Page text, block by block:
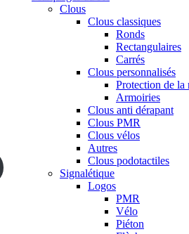
Clous
Clous classiques
Ronds
Rectangulaires
Carrés
Clous personnalisés
Protection de la
Armoiries
Clous anti dérapant
Clous PMR
Clous vélos
Autres
Clous podotactiles
Signalétique
Logos
PMR
Vélo
Piéton